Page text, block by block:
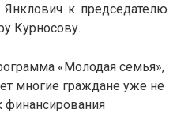
Янклович к председателю
Курносову.
«Молодая семья»,
многие граждане уже не
финансирования